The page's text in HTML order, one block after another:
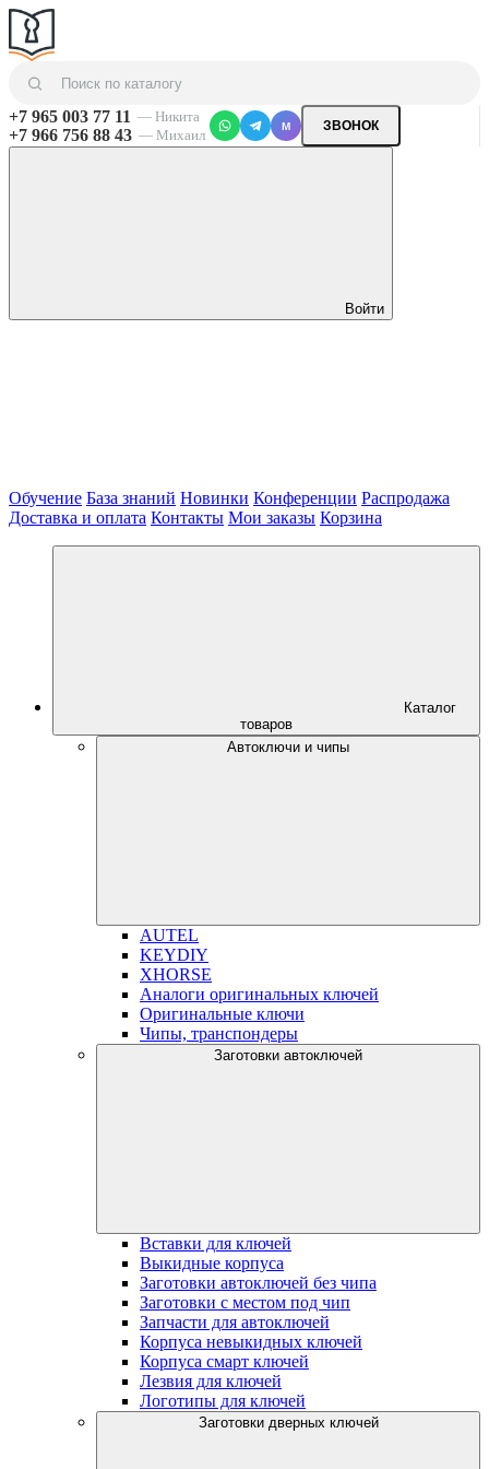
+7 965 003 77 11 — Никита
+7 966 756 88 43 — Михаил
M ЗВОНОК
Войти
Обучение База знаний Новинки Конференции Распродажа
Доставка и оплата Контакты Мои заказы Корзина
Каталог
товаров
Автоключи и чипы
AUTEL
KEYDIY
XHORSE
Аналоги оригинальных ключей
Оригинальные ключи
Чипы, транспондеры
Заготовки автоключей
Вставки для ключей
Выкидные корпуса
Заготовки автоключей без чипа
Заготовки с местом под чип
Запчасти для автоключей
Корпуса невыкидных ключей
Корпуса смарт ключей
Лезвия для ключей
Логотипы для ключей
Заготовки дверных ключей